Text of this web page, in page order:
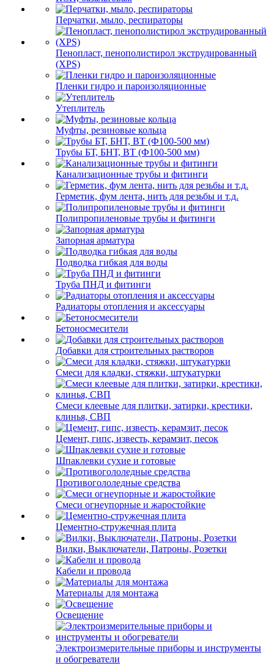
Перчатки, мыло, респираторы
Пенопласт, пенополистирол экструдированный
(XPS)
Пленки гидро и пароизоляционные
Утеплитель
Муфты, резиновые кольца
Трубы БТ, БНТ, ВТ (Ф100-500 мм)
Канализационные трубы и фитинги
Герметик, фум лента, нить для резьбы и т.д.
Полипропиленовые трубы и фитинги
Запорная арматура
Подводка гибкая для воды
Труба ПНД и фитинги
Радиаторы отопления и аксессуары
Бетоносмесители
Добавки для строительных растворов
Смеси для кладки, стяжки, штукатурки
Смеси клеевые для плитки, затирки, крестики,
клинья, СВП
Цемент, гипс, известь, керамзит, песок
Шпаклевки сухие и готовые
Противогололедные средства
Смеси огнеупорные и жаростойкие
Цементно-стружечная плита
Вилки, Выключатели, Патроны, Розетки
Кабели и провода
Материалы для монтажа
Освещение
Электроизмерительные приборы и инструменты
и обогреватели